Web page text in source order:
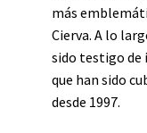
más
Cierva. A lo
sido testigo de
que han sido
desde 1997.